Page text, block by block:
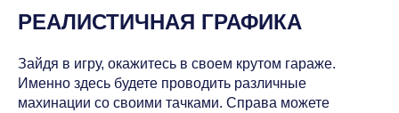
РЕАЛИСТИЧНАЯ ГРАФИКА
Зайдя в игру, окажитесь в своем крутом гараже.
Именно здесь будете проводить различные
махинации со своими тачками. Справа можете